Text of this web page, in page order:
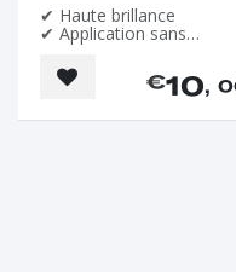
✔ Haute brillance
✔ Application sans
poussière
€10,